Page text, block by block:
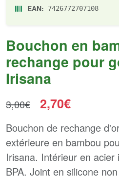
EAN: 7426772707108
Bouchon en
rechange pour
Irisana
3,00€ 2,70€
Bouchon de rechange
extérieure en bambou
Irisana. Intérieur en acier
BPA. Joint en silicone